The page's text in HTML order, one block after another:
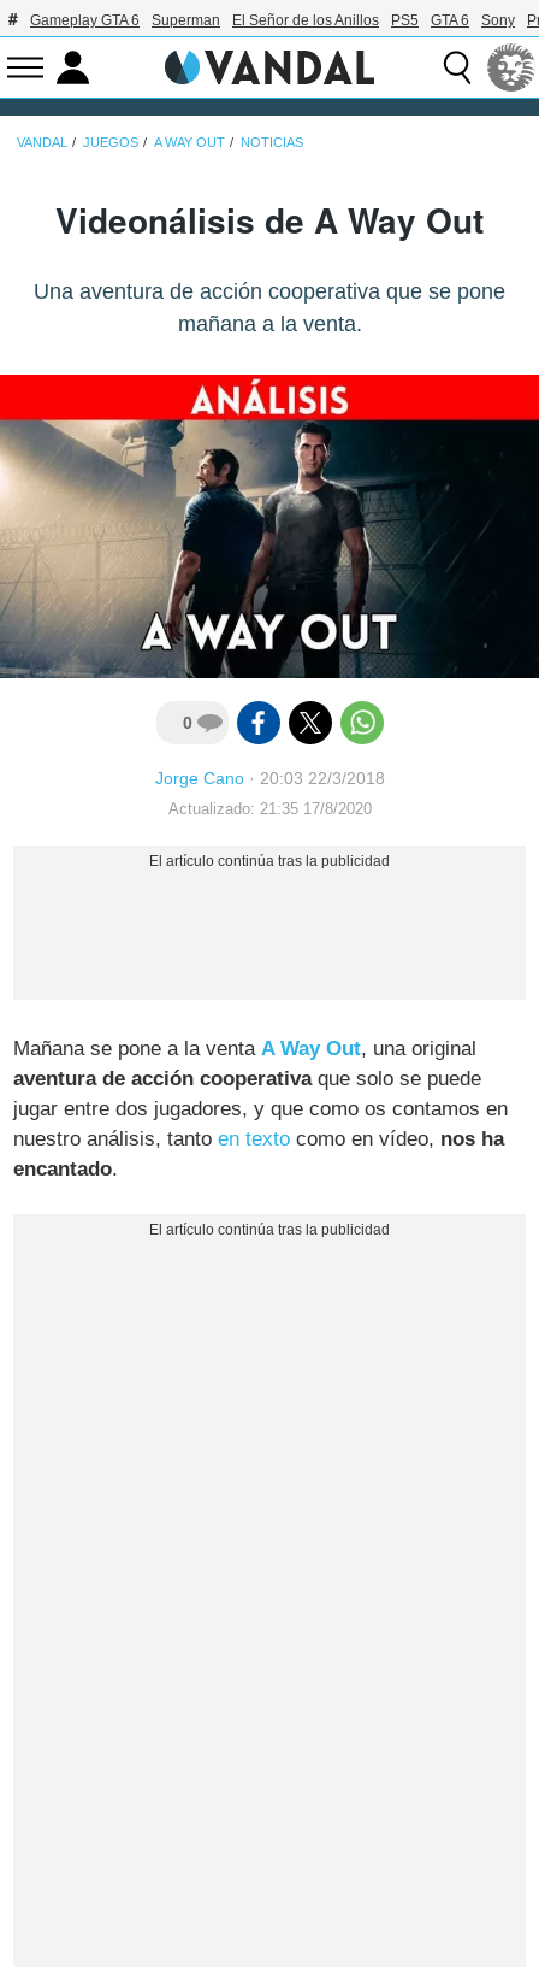
Gameplay GTA 6 Superman El Señor de los Anillos PS5 GTA 6 Sony
VANDAL JUEGOS A WAY OUT NOTICIAS
Videonálisis de A Way Out
Una aventura de acción cooperativa que se pone
mañana a la venta.
0
Jorge Cano· 20:03 22/3/2018
Actualizado: 21:35 17/8/2020
Mañana se pone a la ventaA Way Out, una original
aventura de acción cooperativaque solo se puede
jugar entre dos jugadores, y que como os contamos en
nuestro análisis, tantoen texto como en vídeo, nos ha
encantado.